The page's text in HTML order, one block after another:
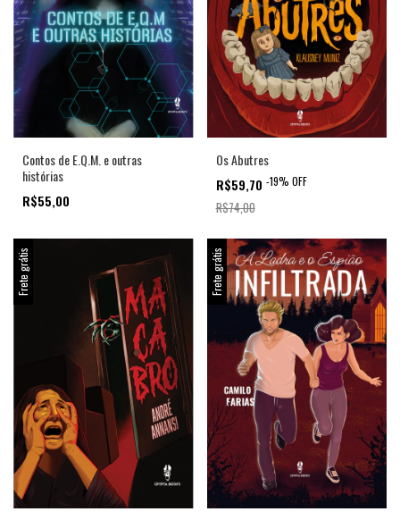
Contos de E.Q.M. e outras
histórias
R$55,00
Os Abutres
R$59,70 -19% OFF
R$74,00
Frete grátis Frete grátis